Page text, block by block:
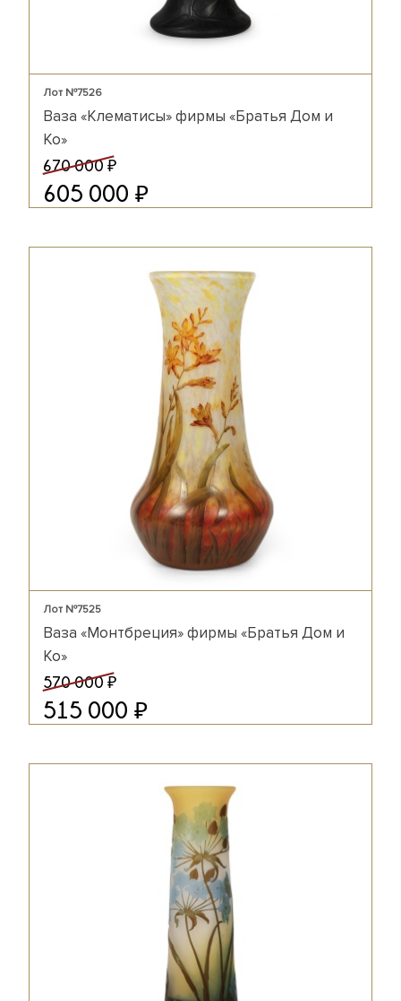
Лот №7526
Ваза «Клематисы» фирмы «Братья Дом и
Ко»
670 000 ₽
605 000 ₽
Лот №7525
Ваза «Монтбреция» фирмы «Братья Дом и
Ко»
570 000 ₽
515 000 ₽